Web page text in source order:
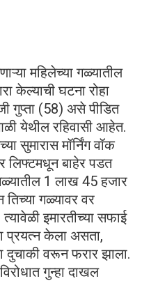
महिलेच्या गळ्यातील
केल्याची घटना रोहा
गुप्ता (58) असे पीडित
येथील रहिवासी आहेत.
सुमारास मॉर्निंग वॉक
लिफ्टमधून बाहेर पडत
1 लाख 45 हजार
गळ्यावर वर
इमारतीच्या सफाई
प्रयत्न केला असता,
दुचाकी वरून फरार झाला.
गुन्हा दाखल